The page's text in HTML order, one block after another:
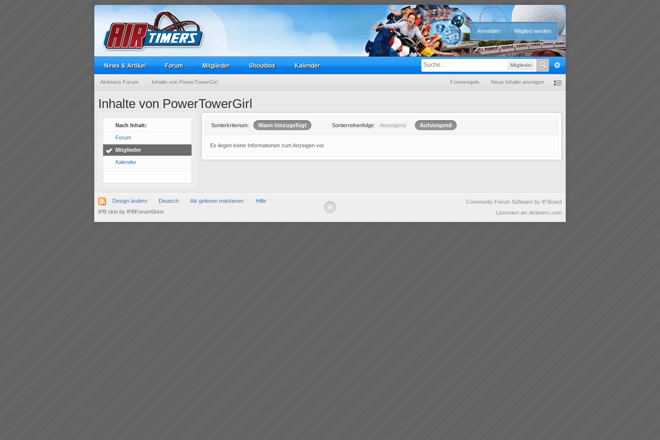
Anmelden Mitglied werden
Mitglieder
News & Artikel Forum Mitglieder Shoutbox Kalender
Airtimers Forum Inhalte von PowerTowerGirl Forenregeln Neue Inhalte anzeigen
Inhalte von PowerTowerGirl
Nach Inhalt:
Forum
Mitglieder
Kalender
Sortierkriterium: Wann hinzugefügt Sortierreihenfolge: Absteigend Aufsteigend
Es liegen keine Informationen zum Anzeigen vor
Design ändern Deutsch Als gelesen markieren: Hilfe
Community Forum Software by IP.Board
Lizensiert an: Airtimers.com
IPB skin by IPBForumSkins